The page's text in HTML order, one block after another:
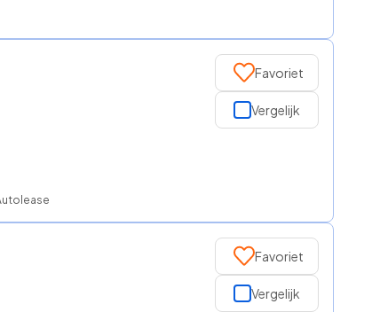
Favoriet
Vergelijk
Favoriet
Vergelijk